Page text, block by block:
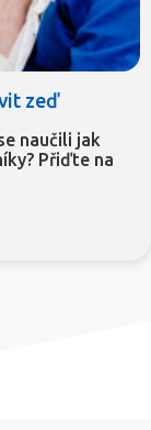
zeď
naučili jak
Přiďte na